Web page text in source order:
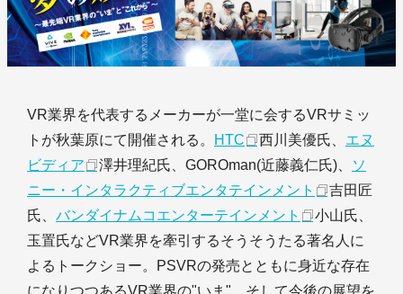
VR業界を代表するメーカーが一堂に会するVRサミッ
トが秋葉原にて開催される。
HTC 西川美優氏、 エヌ
ビディア
澤井理紀氏、GOROman(近藤義仁氏)、
ソ
ニー・インタラクティブエンタテインメント
吉田匠
氏、 バンダイナムコエンターテインメント
小山氏、
玉置氏などVR業界を牽引するそうそうたる著名人に
よるトークショー。PSVRの発売とともに身近な存在
になりつつあるVR業界の"いま"、そして今後の展望を